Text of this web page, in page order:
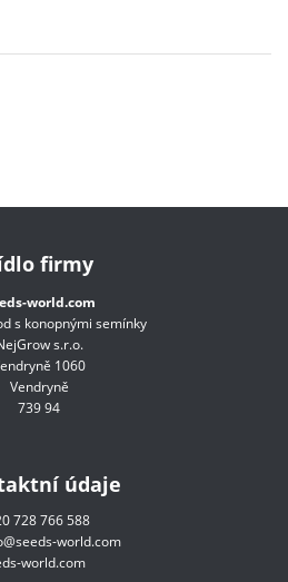
firmy
world.com
s konopnými semínky
s.r.o.
1060
Vendryně
739 94
údaje
728 766 588
world.com
world.com